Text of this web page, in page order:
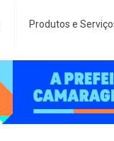
Produtos e